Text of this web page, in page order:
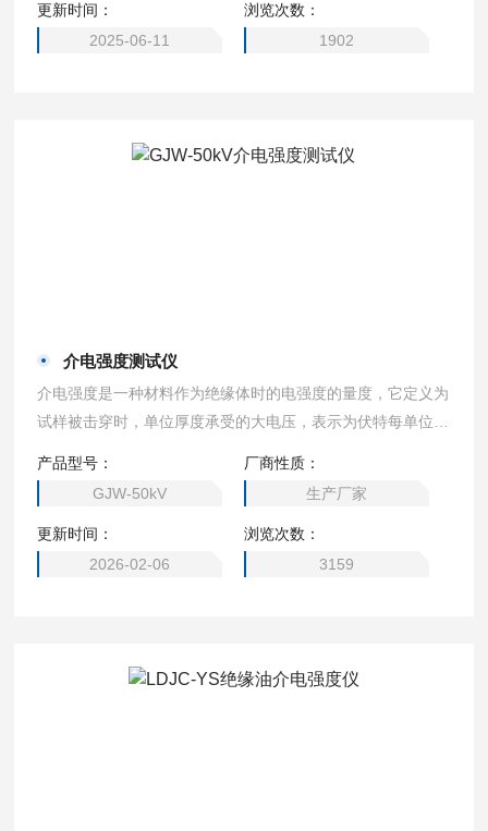
更新时间：
2025-06-11
浏览次数：
1902
介电强度测试仪
介电强度是一种材料作为绝缘体时的电强度的量度，它定义为
试样被击穿时，单位厚度承受的大电压，表示为伏特每单位厚
W-50kV介电强度测试仪可提供交流或直流50kV测试电压，升
压速率可调。
产品型号：
GJW-50kV
厂商性质：
生产厂家
更新时间：
2026-02-06
浏览次数：
3159